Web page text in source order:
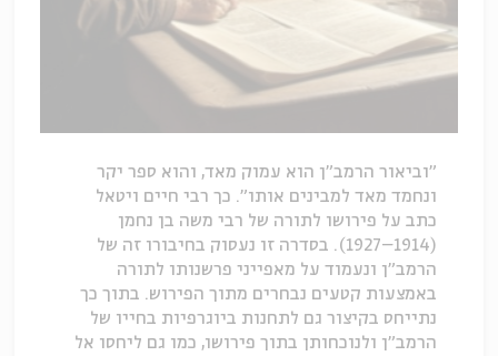
"וביאור הרמב"ן הוא עמוק מאד, והוא ספר יקר
ונחמד מאד למבינים אותו". כך רבי חיים ויטאל
כתב על פירושו לתורה של רבי משה בן נחמן
(1914–1927). בסדרה זו נעסוק בחיבורו זה של
הרמב"ן ונעמוד על מאפייני פרשנותו לתורה
באמצעות קטעים נבחרים מתוך הפירוש. בתוך כך
נתייחס בקיצור גם לתחנות ביוגרפיות בחייו של
הרמב"ן ולנוכחותן בתוך פירושו, כמו גם ליחסו אל